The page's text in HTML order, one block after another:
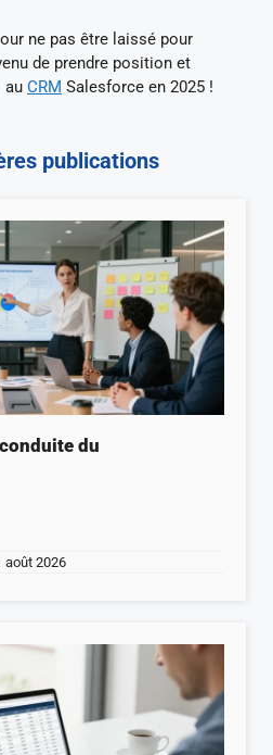
ne pas être laissé pour
de prendre position et
au CRM Salesforce en 2025 !
publications
du
août 2026